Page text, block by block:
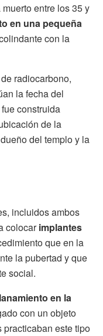
entre los 35 y
en una pequeña
con la
radiocarbono,
la fecha del
construida
de la
del templo y la
incluidos ambos
colocarimplantes
que en la
la pubertad y que
social.
en la
con un objeto
este tipo